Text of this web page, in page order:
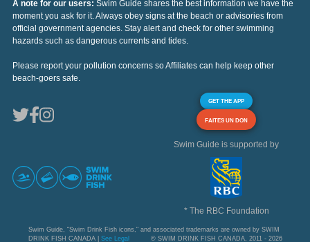
A note for our users: Swim Guide shares the best information we have the
moment you ask for it. Always obey signs at the beach or advisories from
official government agencies. Stay alert and check for other swimming
hazards such as dangerous currents and tides.
Please report your pollution concerns so Affiliates can help keep other
beach-goers safe.
GET THE APP
FAITES UN DON
Swim Guide is supported by
* The RBC Foundation
Swim Guide, "Swim Drink Fish icons," and associated trademarks are owned by SWIM
DRINK FISH CANADA | See Legal © SWIM DRINK FISH CANADA, 2011 - 2026